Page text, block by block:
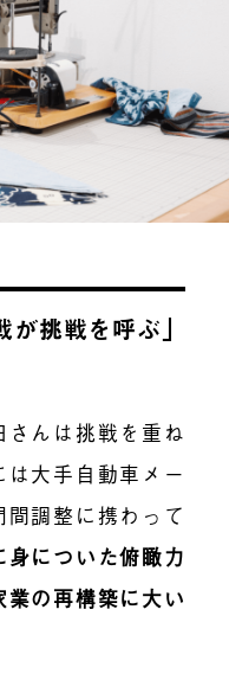
挑戦を呼ぶ」
んは挑戦を重ね
大手自動車メー
調整に携わって
身についた俯瞰力
の再構築に大い